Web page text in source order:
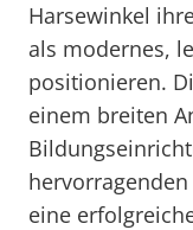
Harsewinkel
als modernes,
positionieren.
einem breiten
eine